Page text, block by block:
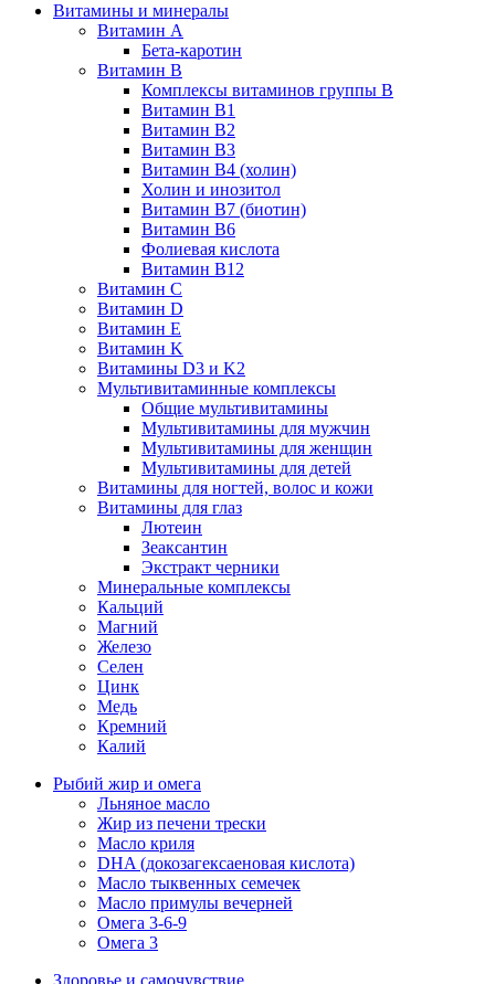
Витамины и минералы
Витамин A
Бета-каротин
Витамин B
Комплексы витаминов группы B
Витамин B1
Витамин B2
Витамин B3
Витамин B4 (холин)
Холин и инозитол
Витамин B7 (биотин)
Витамин B6
Фолиевая кислота
Витамин B12
Витамин C
Витамин D
Витамин E
Витамин K
Витамины D3 и K2
Мультивитаминные комплексы
Общие мультивитамины
Мультивитамины для мужчин
Мультивитамины для женщин
Мультивитамины для детей
Витамины для ногтей, волос и кожи
Витамины для глаз
Лютеин
Зеаксантин
Экстракт черники
Минеральные комплексы
Кальций
Магний
Железо
Селен
Цинк
Медь
Кремний
Калий
Рыбий жир и омега
Льняное масло
Жир из печени трески
Масло криля
DHA (докозагексаеновая кислота)
Масло тыквенных семечек
Масло примулы вечерней
Омега 3-6-9
Омега 3